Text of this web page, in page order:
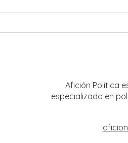
Afición Política
especializado en